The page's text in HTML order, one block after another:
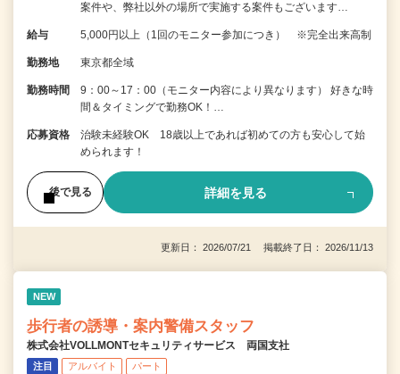
案件や、弊社以外の場所で実施する案件もございます…
給与 5,000円以上（1回のモニター参加につき） ※完全出来高制
勤務地 東京都全域
勤務時間
9：00～17：00（モニター内容により異なります） 好きな時
間＆タイミングで勤務OK！…
応募資格
治験未経験OK 18歳以上であれば初めての方も安心して始
められます！
後で見る 詳細を見る
更新日： 2026/07/21 掲載終了日： 2026/11/13
NEW
歩行者の誘導・案内警備スタッフ
株式会社VOLLMONTセキュリティサービス 両国支社
注目 アルバイト パート